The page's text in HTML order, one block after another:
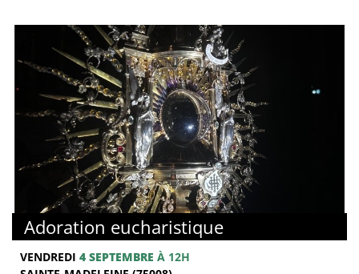
Adoration eucharistique
VENDREDI 4 SEPTEMBRE À 12H